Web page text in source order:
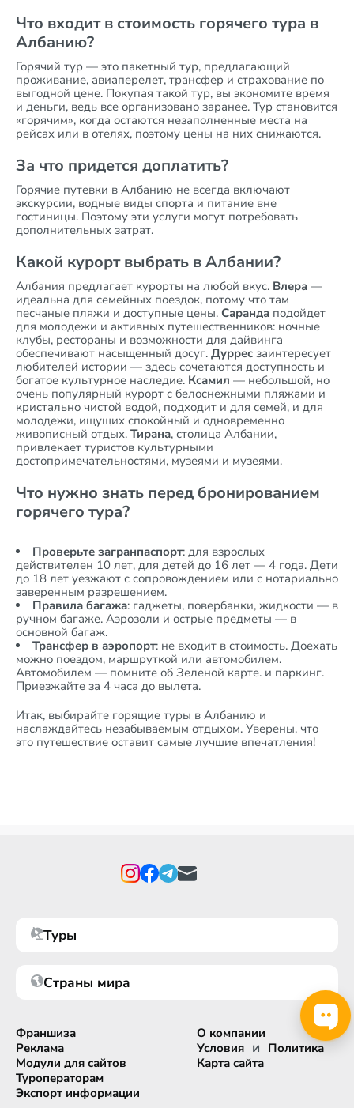
Что входит в стоимость горячего тура в
Албанию?
Горячий тур — это пакетный тур, предлагающий
проживание, авиаперелет, трансфер и страхование по
выгодной цене. Покупая такой тур, вы экономите время
и деньги, ведь все организовано заранее. Тур становится
«горячим», когда остаются незаполненные места на
рейсах или в отелях, поэтому цены на них снижаются.
За что придется доплатить?
Горячие путевки в Албанию не всегда включают
экскурсии, водные виды спорта и питание вне
гостиницы. Поэтому эти услуги могут потребовать
дополнительных затрат.
Какой курорт выбрать в Албании?
Албания предлагает курорты на любой вкус. Влера —
идеальна для семейных поездок, потому что там
песчаные пляжи и доступные цены. Саранда подойдет
для молодежи и активных путешественников: ночные
клубы, рестораны и возможности для дайвинга
обеспечивают насыщенный досуг. Дуррес заинтересует
любителей истории — здесь сочетаются доступность и
богатое культурное наследие. Ксамил — небольшой, но
очень популярный курорт с белоснежными пляжами и
кристально чистой водой, подходит и для семей, и для
молодежи, ищущих спокойный и одновременно
живописный отдых. Тирана, столица Албании,
привлекает туристов культурными
достопримечательностями, музеями и музеями.
Что нужно знать перед бронированием
горячего тура?
Проверьте загранпаспорт: для взрослых
действителен 10 лет, для детей до 16 лет — 4 года. Дети
до 18 лет уезжают с сопровождением или с нотариально
заверенным разрешением.
Правила багажа: гаджеты, повербанки, жидкости — в
ручном багаже. Аэрозоли и острые предметы — в
основной багаж.
Трансфер в аэропорт: не входит в стоимость. Доехать
можно поездом, маршруткой или автомобилем.
Автомобилем — помните об Зеленой карте. и паркинг.
Приезжайте за 4 часа до вылета.
Итак, выбирайте горящие туры в Албанию и
наслаждайтесь незабываемым отдыхом. Уверены, что
это путешествие оставит самые лучшие впечатления!
Туры
Страны мира
Франшиза
Реклама
Модули для сайтов
Туроператорам
Экспорт информации
О компании
Условия и Политика
Карта сайта